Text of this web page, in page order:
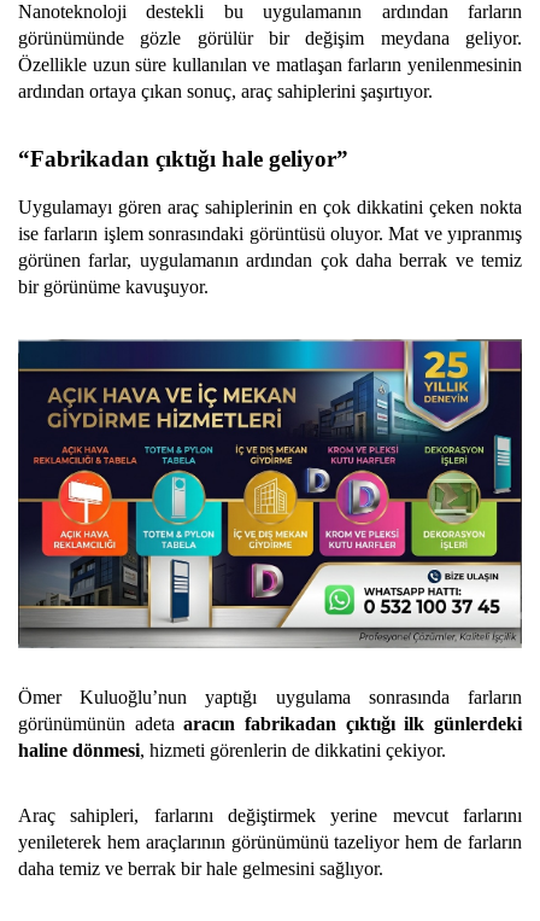
Nanoteknoloji destekli bu uygulamanın ardından farların
görünümünde gözle görülür bir değişim meydana geliyor.
Özellikle uzun süre kullanılan ve matlaşan farların yenilenmesinin
ardından ortaya çıkan sonuç, araç sahiplerini şaşırtıyor.
“Fabrikadan çıktığı hale geliyor”
Uygulamayı gören araç sahiplerinin en çok dikkatini çeken nokta
ise farların işlem sonrasındaki görüntüsü oluyor. Mat ve yıpranmış
görünen farlar, uygulamanın ardından çok daha berrak ve temiz
bir görünüme kavuşuyor.
Ömer Kuluoğlu’nun yaptığı uygulama sonrasında farların
görünümünün adetaaracın fabrikadan çıktığı ilk günlerdeki
haline dönmesi, hizmeti görenlerin de dikkatini çekiyor.
Araç sahipleri, farlarını değiştirmek yerine mevcut farlarını
yenileterek hem araçlarının görünümünü tazeliyor hem de farların
daha temiz ve berrak bir hale gelmesini sağlıyor.